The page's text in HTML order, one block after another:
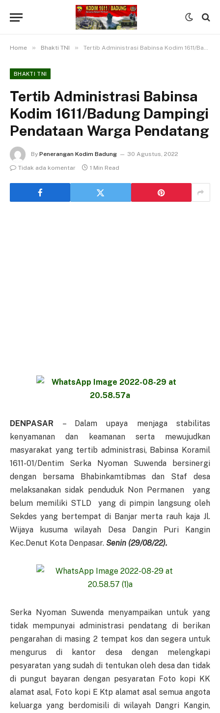
Home » Bhakti TNI » Tertib Administrasi Babinsa Kodim 1611/Badung Dampingi Pendataan Warga Pendatang
BHAKTI TNI
Tertib Administrasi Babinsa
Kodim 1611/Badung Dampingi
Pendataan Warga Pendatang
By Penerangan Kodim Badung
30 Agustus, 2022
Tidak ada komentar
1 Min Read
DENPASAR – Dalam upaya menjaga stabilitas
kenyamanan dan keamanan serta mewujudkan
masyarakat yang tertib administrasi, Babinsa Koramil
1611-01/Dentim Serka Nyoman Suwenda bersinergi
dengan bersama Bhabinkamtibmas dan Staf desa
melaksanakan sidak penduduk Non Permanen yang
belum memiliki STLD yang di pimpin langsung oleh
Sekdes yang bertempat di Banjar merta rauh kaja Jl.
Wijaya kusuma wilayah Desa Dangin Puri Kangin
Kec.Denut Kota Denpasar. Senin (29/08/22).
Serka Nyoman Suwenda menyampaikan untuk yang
tidak mempunyai administrasi pendatang di berikan
pengarahan di masing 2 tempat kos dan segera untuk
mengurus di kantor desa dengan melengkapi
pesyaratan yang sudah di tentukan oleh desa dan tidak
di pungut bayaran dengan pesyaratan Foto kopi KK
alamat asal, Foto kopi E Ktp alamat asal semua angota
keluarga yang berdomisili di wilayah Dangri Kangin,